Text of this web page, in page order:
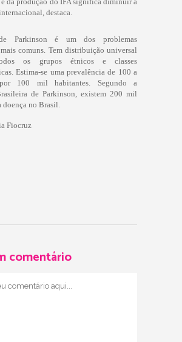
destaca.
Parkinson é um dos problemas
comuns. Tem distribuição universal
os grupos étnicos e classes
Estima-se uma prevalência de 100 a
100 mil habitantes. Segundo a
de Parkinson, existem 200 mil
doença no Brasil.
Fiocruz
comentário